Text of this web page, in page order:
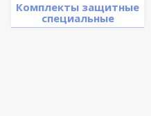
Комплекты защитные
специальные